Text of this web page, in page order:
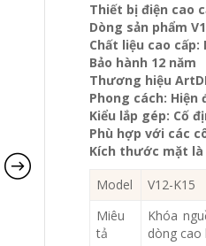
Thiết bị điện cao
Dòng sản phẩm
Chất liệu cao
Bảo hành 12 năm
Thương hiệu
Phong cách: Hiện
Kiểu lắp gép: Cố
Phù hợp với các
Kích thước mặt
Model
V12-K15
Miêu
tả
Khóa
dòng